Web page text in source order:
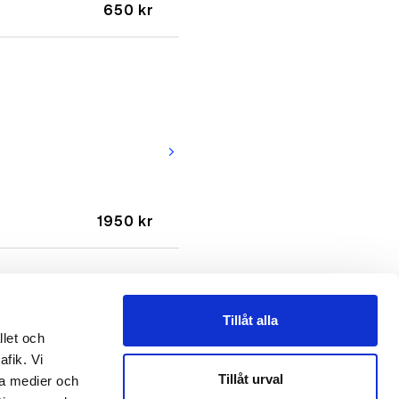
och
Vi
medier och
Tillåt alla
Tillåt urval
650 kr
1950 kr
arrow_forward_ios